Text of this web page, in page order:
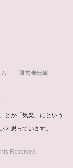
運営者情報
とか「気楽」にという
と思っています。
Reserved.